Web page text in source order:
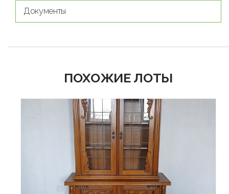
Документы
ПОХОЖИЕ ЛОТЫ